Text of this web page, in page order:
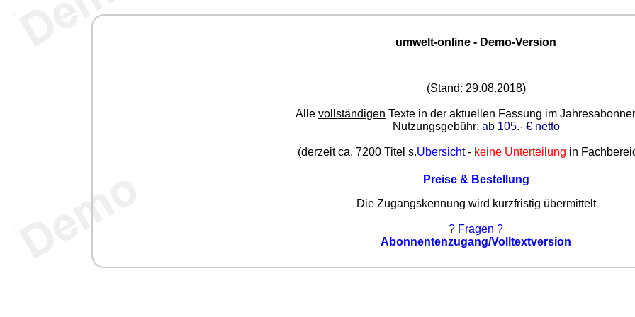
umwelt-online - Demo-Version
(Stand: 29.08.2018)
Alle vollständigen Texte in der aktuellen Fassung im
Nutzungsgebühr: ab 105.- € netto
(derzeit ca. 7200 Titel s.Übersicht- keine Unterteilung in
Preise & Bestellung
Die Zugangskennung wird kurzfristig übermittelt
? Fragen ?
Abonnentenzugang/Volltextversion